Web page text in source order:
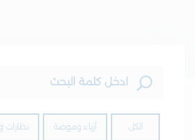
الكل أزياء وموضة نظارات